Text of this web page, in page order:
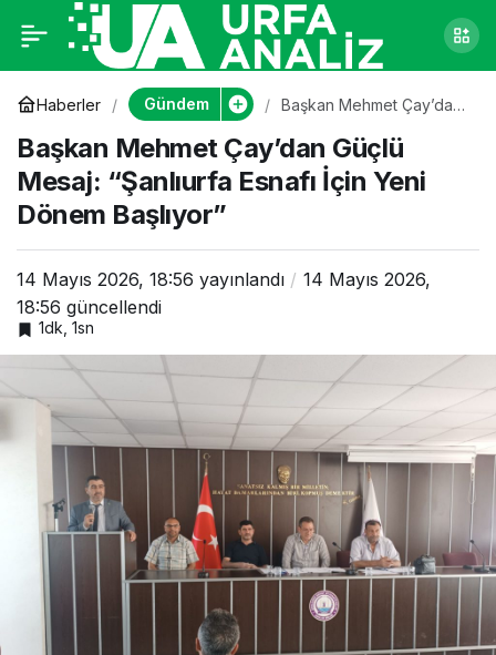
Haberler Gündem
Başkan Mehmet Çay’dan
Esnafı İçin Yeni Dönem
Başlıyor”
Başkan Mehmet Çay’dan Güçlü
Mesaj: “Şanlıurfa Esnafı İçin Yeni
Dönem Başlıyor”
14 Mayıs 2026, 18:56 yayınlandı
14 Mayıs 2026,
18:56 güncellendi
1dk, 1sn
Başkan Mehmet
Çay’dan Güçlü Mesaj:
“Şanlıurfa Esnafı İçin
Yeni Dönem Başlıyor”
0